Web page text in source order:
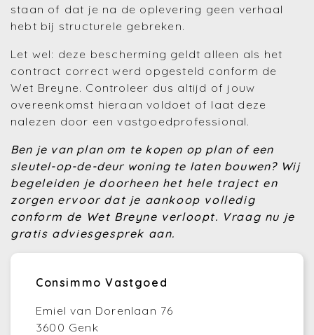
staan of dat je na de oplevering geen verhaal
hebt bij structurele gebreken.
Let wel: deze bescherming geldt alleen als het
contract correct werd opgesteld conform de
Wet Breyne. Controleer dus altijd of jouw
overeenkomst hieraan voldoet of laat deze
nalezen door een vastgoedprofessional.
Ben je van plan om te kopen op plan of een
sleutel-op-de-deur woning te laten bouwen? Wij
begeleiden je doorheen het hele traject en
zorgen ervoor dat je aankoop volledig
conform de Wet Breyne verloopt. Vraag nu je
gratis adviesgesprek aan.
Consimmo Vastgoed
Emiel van Dorenlaan 76
3600 Genk